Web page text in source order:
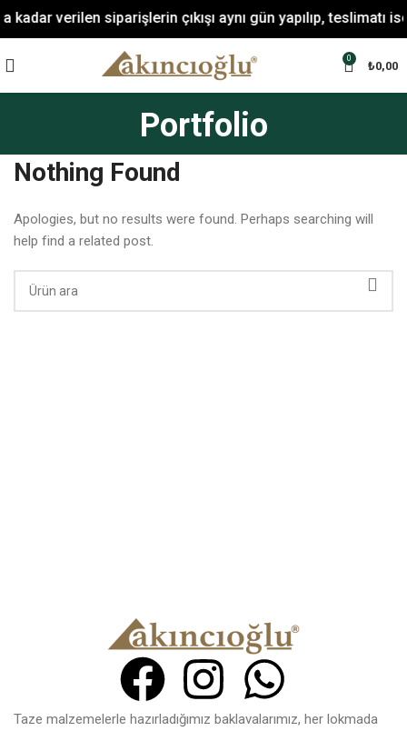
verilen siparişlerin çıkışı aynı gün yapılıp, teslimatı
0
₺0,00
Portfolio
Nothing Found
Apologies, but no results were found. Perhaps searching will
help find a related post.
Taze malzemelerle hazırladığımız baklavalarımız, her lokmada